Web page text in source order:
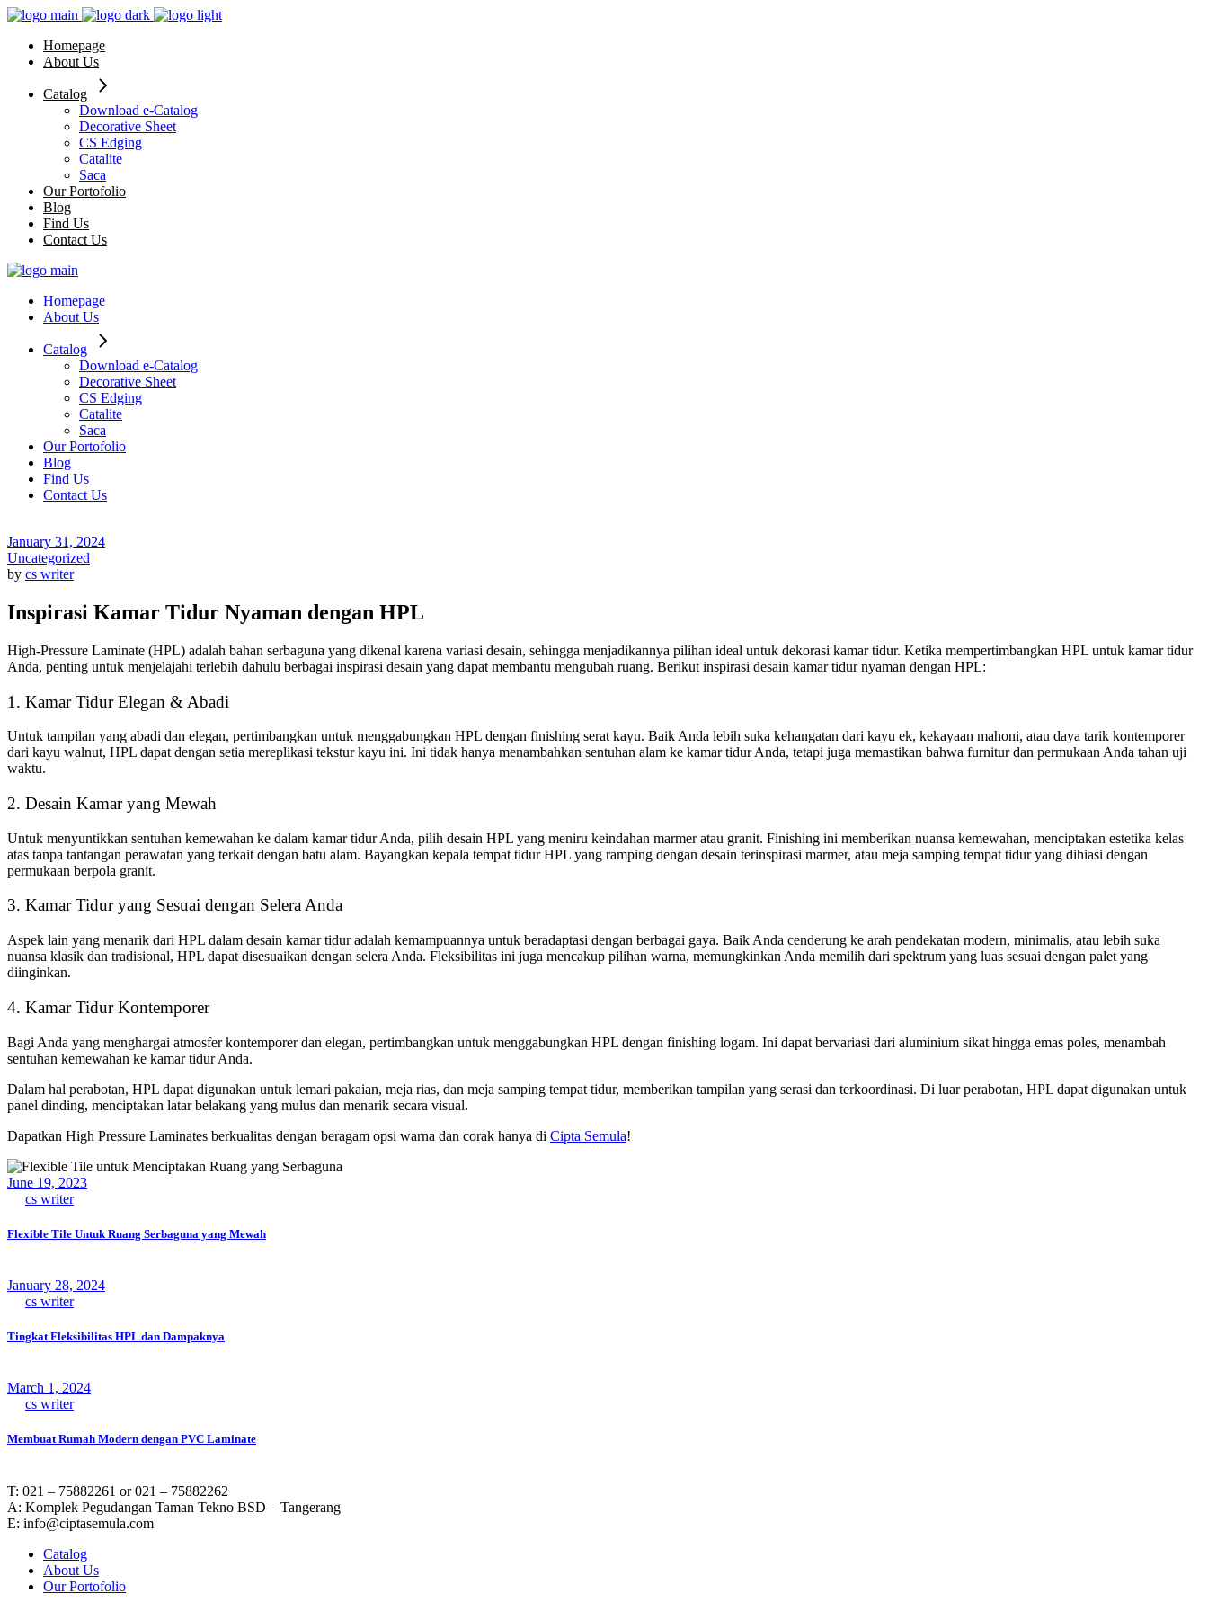
Skip
content
Homepage
About Us
Catalog
Download e-Catalog
Decorative Sheet
CS Edging
Catalite
Saca
Our Portofolio
Blog
Find Us
Contact Us
Homepage
About Us
Catalog
Download e-Catalog
Decorative Sheet
CS Edging
Catalite
Saca
Our Portofolio
Blog
Find Us
Contact Us
January 31, 2024
Uncategorized
by cs writer
Inspirasi Kamar Tidur Nyaman dengan HPL
High-Pressure Laminate (HPL) adalah bahan serbaguna yang dikenal karena variasi desain, sehingga menjadikannya pilihan ideal untuk dekorasi kamar tidur. Ketika mempertimbangkan HPL untuk kamar tidur
Anda, penting untuk menjelajahi terlebih dahulu berbagai inspirasi desain yang dapat membantu mengubah ruang. Berikut inspirasi desain kamar tidur nyaman dengan HPL:
1. Kamar Tidur Elegan & Abadi
Untuk tampilan yang abadi dan elegan, pertimbangkan untuk menggabungkan HPL dengan finishing serat kayu. Baik Anda lebih suka kehangatan dari kayu ek, kekayaan mahoni, atau daya tarik kontemporer
dari kayu walnut, HPL dapat dengan setia mereplikasi tekstur kayu ini. Ini tidak hanya menambahkan sentuhan alam ke kamar tidur Anda, tetapi juga memastikan bahwa furnitur dan permukaan Anda tahan uji
waktu.
2. Desain Kamar yang Mewah
Untuk menyuntikkan sentuhan kemewahan ke dalam kamar tidur Anda, pilih desain HPL yang meniru keindahan marmer atau granit. Finishing ini memberikan nuansa kemewahan, menciptakan estetika kelas
atas tanpa tantangan perawatan yang terkait dengan batu alam. Bayangkan kepala tempat tidur HPL yang ramping dengan desain terinspirasi marmer, atau meja samping tempat tidur yang dihiasi dengan
permukaan berpola granit.
3. Kamar Tidur yang Sesuai dengan Selera Anda
Aspek lain yang menarik dari HPL dalam desain kamar tidur adalah kemampuannya untuk beradaptasi dengan berbagai gaya. Baik Anda cenderung ke arah pendekatan modern, minimalis, atau lebih suka
nuansa klasik dan tradisional, HPL dapat disesuaikan dengan selera Anda. Fleksibilitas ini juga mencakup pilihan warna, memungkinkan Anda memilih dari spektrum yang luas sesuai dengan palet yang
diinginkan.
4. Kamar Tidur Kontemporer
Bagi Anda yang menghargai atmosfer kontemporer dan elegan, pertimbangkan untuk menggabungkan HPL dengan finishing logam. Ini dapat bervariasi dari aluminium sikat hingga emas poles, menambah
sentuhan kemewahan ke kamar tidur Anda.
Dalam hal perabotan, HPL dapat digunakan untuk lemari pakaian, meja rias, dan meja samping tempat tidur, memberikan tampilan yang serasi dan terkoordinasi. Di luar perabotan, HPL dapat digunakan untuk
panel dinding, menciptakan latar belakang yang mulus dan menarik secara visual.
Dapatkan High Pressure Laminates berkualitas dengan beragam opsi warna dan corak hanya di Cipta Semula!
June 19, 2023
cs writer
Flexible Tile Untuk Ruang Serbaguna yang Mewah
January 28, 2024
cs writer
Tingkat Fleksibilitas HPL dan Dampaknya
March 1, 2024
cs writer
Membuat Rumah Modern dengan PVC Laminate
T: 021 – 75882261 or 021 – 75882262
A: Komplek Pegudangan Taman Tekno BSD – Tangerang
E: info@ciptasemula.com
Catalog
About Us
Our Portofolio